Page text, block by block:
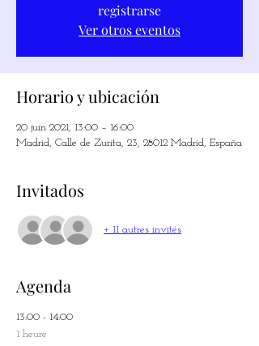
registrarse
Ver otros eventos
Horario y ubicación
20 juin 2021, 13:00 – 16:00
Madrid, Calle de Zurita, 23, 28012 Madrid, España
Invitados
+ 11 autres invités
Agenda
13:00 - 14:00
1 heure